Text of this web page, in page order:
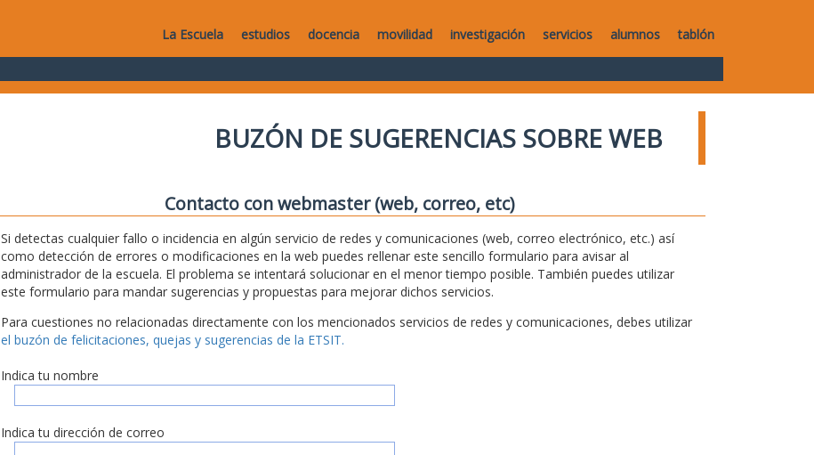
La Escuela estudios docencia movilidad investigación servicios alumnos tablón
BUZÓN DE SUGERENCIAS SOBRE WEB
Contacto con webmaster (web, correo, etc)
Si detectas cualquier fallo o incidencia en algún servicio de redes y comunicaciones (web, correo electrónico, etc.) así
como detección de errores o modificaciones en la web puedes rellenar este sencillo formulario para avisar al
administrador de la escuela. El problema se intentará solucionar en el menor tiempo posible. También puedes utilizar
este formulario para mandar sugerencias y propuestas para mejorar dichos servicios.
Para cuestiones no relacionadas directamente con los mencionados servicios de redes y comunicaciones, debes utilizar
el buzón de felicitaciones, quejas y sugerencias de la ETSIT.
Indica tu nombre
Indica tu dirección de correo